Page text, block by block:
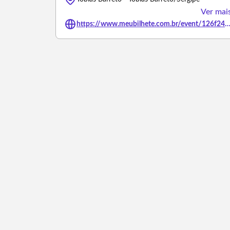
Ver
https://www.meubilhete.com.br/event/126f242a-8cec-4689-857d-a6ccc928dfc8